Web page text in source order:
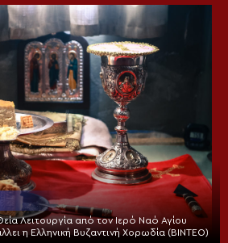
Λειτουργία από τον Ιερό Ναό Αγίου
η Ελληνική Βυζαντινή Χορωδία (ΒΙΝΤΕΟ)